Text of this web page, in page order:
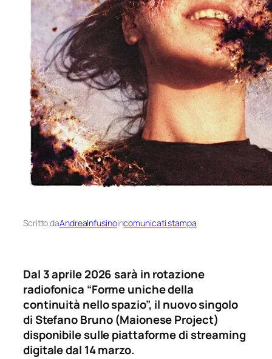
Scritto daAndreaInfusinoincomunicati stampa
Dal 3 aprile 2026 sarà in rotazione
radiofonica “Forme uniche della
continuità nello spazio”, il nuovo singolo
di Stefano Bruno (Maionese Project)
disponibile sulle piattaforme di streaming
digitale dal 14 marzo.